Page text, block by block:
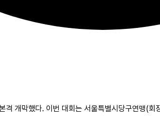
격 개막했다. 이번 대회는 서울특별시당구연맹(